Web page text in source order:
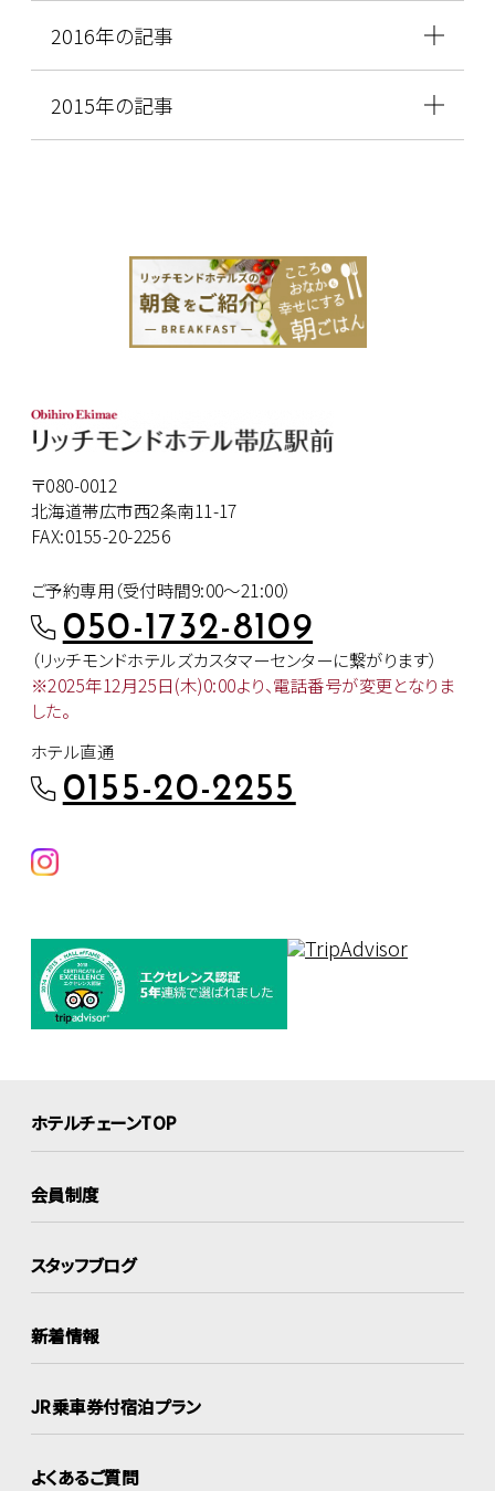
2016年の記事
2015年の記事
〒080-0012
北海道帯広市西2条南11-17
FAX:0155-20-2256
ご予約専用（受付時間9:00～21:00）
050-1732-8109
（リッチモンドホテルズカスタマーセンターに繋がります）
※2025年12月25日(木)0:00より、電話番号が変更となりま
した。
ホテル直通
0155-20-2255
ホテルチェーンTOP
会員制度
スタッフブログ
新着情報
JR乗車券付宿泊プラン
よくあるご質問